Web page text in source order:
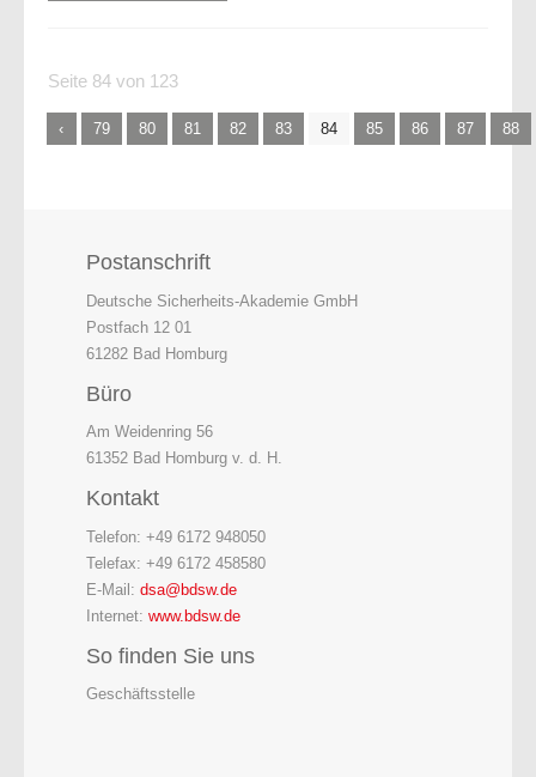
Seite 84 von 123
79 80 81 82 83 84 85 86 87 88
Postanschrift
Deutsche Sicherheits-Akademie GmbH
Postfach 12 01
61282 Bad Homburg
Büro
Am Weidenring 56
61352 Bad Homburg v. d. H.
Kontakt
Telefon: +49 6172 948050
Telefax: +49 6172 458580
E-Mail: dsa@bdsw.de
Internet: www.bdsw.de
So finden Sie uns
Geschäftsstelle